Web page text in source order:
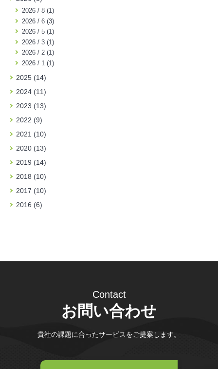
2026 / 8 (1)
2026 / 6 (3)
2026 / 5 (1)
2026 / 3 (1)
2026 / 2 (1)
2026 / 1 (1)
2025 (14)
2024 (11)
2023 (13)
2022 (9)
2021 (10)
2020 (13)
2019 (14)
2018 (10)
2017 (10)
2016 (6)
Contact
お問い合わせ
貴社の課題に合ったサービスをご提案します。